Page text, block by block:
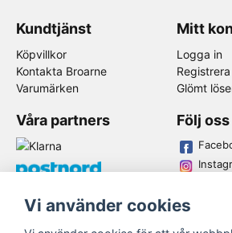
Kundtjänst
Köpvillkor
Kontakta Broarne
Varumärken
Mitt
Logga in
Glömt
Våra partners Följ oss
Vi använder cookies